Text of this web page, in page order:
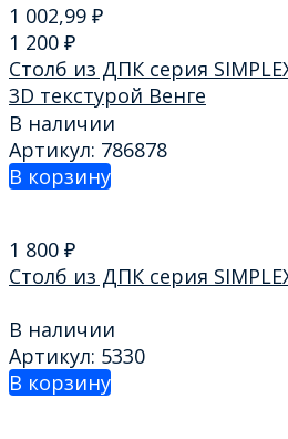
1 002,99 ₽
1 200 ₽
Столб из ДПК серия
3D текстурой Венге
В наличии
Артикул: 786878
В корзину
1 800 ₽
Столб из ДПК серия
В наличии
Артикул: 5330
В корзину